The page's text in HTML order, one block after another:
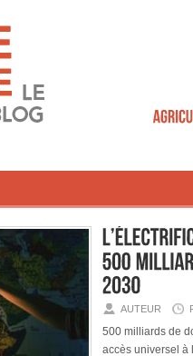
AUTEUR
500 milliards de
accès universel à